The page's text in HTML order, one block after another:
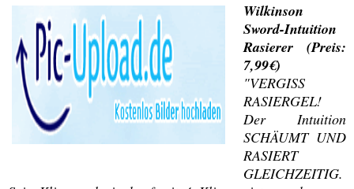
Wilkinson
Sword-Intuition
Rasierer (Preis:
7,99€)
"VERGISS
RASIERGEL!
Der Intuition
SCHÄUMT UND
RASIERT
GLEICHZEITIG.